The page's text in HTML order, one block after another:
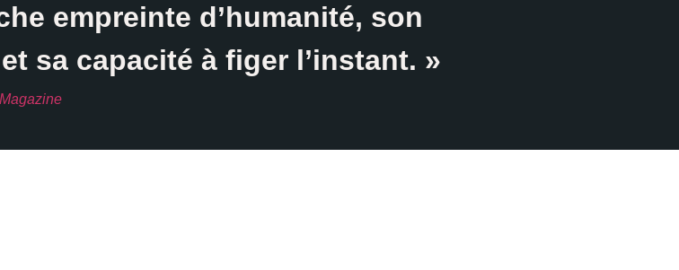
empreinte d’humanité, son
sa capacité à figer l’instant. »